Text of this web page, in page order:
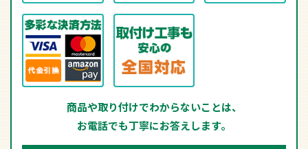
商品や取り付けでわからないことは、
お電話でも丁寧にお答えします。